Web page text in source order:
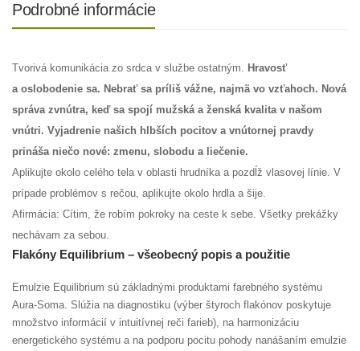
Podrobné informácie
Tvorivá komunikácia zo srdca v službe ostatným. Hravosť
a oslobodenie sa. Nebrať sa príliš vážne, najmä vo vzťahoch. Nová
správa zvnútra, keď sa spojí mužská a ženská kvalita v našom
vnútri. Vyjadrenie našich hlbších pocitov a vnútornej pravdy
prináša niečo nové: zmenu, slobodu a liečenie.
Aplikujte okolo celého tela v oblasti hrudníka a pozdĺž vlasovej línie. V
prípade problémov s rečou, aplikujte okolo hrdla a šije.
Afirmácia: Cítim, že robím pokroky na ceste k sebe. Všetky prekážky
nechávam za sebou.
Flakóny Equilibrium – všeobecný popis a použitie
Emulzie Equilibrium sú základnými produktami farebného systému
Aura-Soma. Slúžia na diagnostiku (výber štyroch flakónov poskytuje
množstvo informácií v intuitívnej reči farieb), na harmonizáciu
energetického systému a na podporu pocitu pohody nanášaním emulzie